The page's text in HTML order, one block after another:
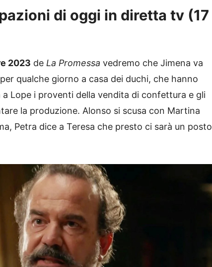
di oggi in diretta tv (17
2023 de La Promessa vedremo che Jimena va
qualche giorno a casa dei duchi, che hanno
Lope i proventi della vendita di confettura e gli
la produzione. Alonso si scusa con Martina
Petra dice a Teresa che presto ci sarà un posto